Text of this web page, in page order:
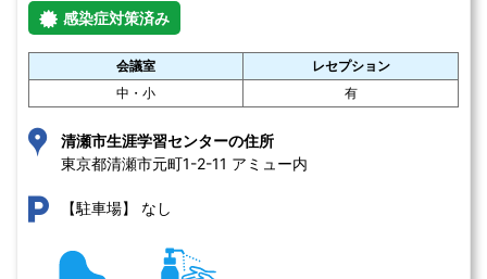
感染症対策済み
会議室
レセプション
中・小
有
清瀬市生涯学習センターの住所
東京都清瀬市元町1-2-11 アミュー内
【駐車場】 なし